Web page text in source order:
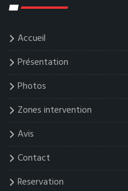
Accueil
Présentation
Photos
Zones intervention
Avis
Contact
Reservation